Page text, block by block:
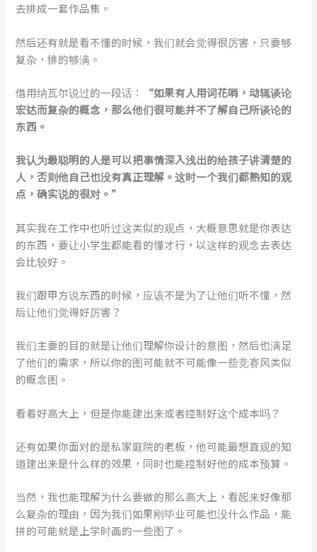
去排成一套作品集。
然后还有就是看不懂的时候，我们就会觉得很厉害，只要够
复杂，排的够满。
借用纳瓦尔说过的一段话：
“如果有人用词花哨，动辄谈论
宏达而复杂的概念，那么他们很可能并不了解自己所谈论的
东西。
我认为最聪明的人是可以把事情深入浅出的给孩子讲清楚的
人，否则他自己也没有真正理解。这时一个我们都熟知的观
点，确实说的很对。”
其实我在工作中也听过这类似的观点，大概意思就是你表达
的东西，要让小学生都能看的懂才行，以这样的观念去表达
会比较好。
我们跟甲方说东西的时候，应该不是为了让他们听不懂，然
后让他们觉得好厉害？
我们主要的目的就是让他们理解你设计的意图，然后也满足
了他们的需求，所以你的图可能就不可能像一些竞赛风类似
的概念图。
看着好高大上，但是你能建出来或者控制好这个成本吗？
还有如果你面对的是私家庭院的老板，他可能最想直观的知
道建出来是什么样的效果，同时也能控制好他的成本预算。
当然，我也能理解为什么要做的那么高大上，看起来好像那
么复杂的理由，因为我们如果刚毕业可能也没什么作品，能
拼的可能就是上学时画的一些图了。